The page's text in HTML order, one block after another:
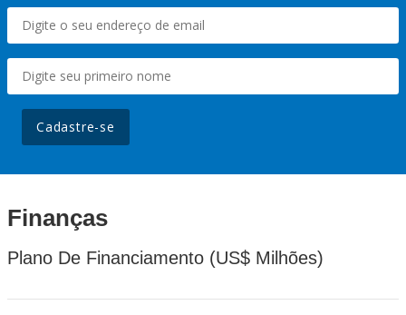
Cadastre-se
Finanças
Plano De Financiamento (US$ Milhões)